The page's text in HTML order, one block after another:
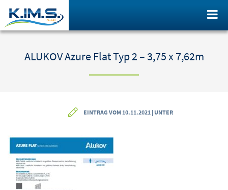
ALUKOV Azure Flat Typ 2 – 3,75 x 7,62m
EINTRAG VOM 10.11.2021 | UNTER